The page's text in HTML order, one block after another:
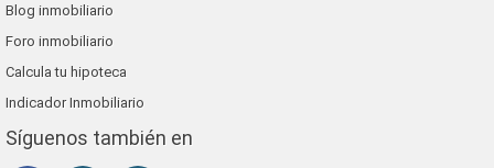
Blog inmobiliario
Foro inmobiliario
Calcula tu hipoteca
Indicador Inmobiliario
Síguenos también en